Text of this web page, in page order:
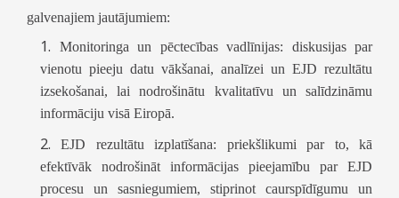
galvenajiem jautājumiem:
Monitoringa un pēctecības vadlīnijas: diskusijas par
vienotu pieeju datu vākšanai, analīzei un EJD rezultātu
izsekošanai, lai nodrošinātu kvalitatīvu un salīdzināmu
informāciju visā Eiropā.
EJD rezultātu izplatīšana: priekšlikumi par to, kā
efektīvāk nodrošināt informācijas pieejamību par EJD
procesu un sasniegumiem, stiprinot caurspīdīgumu un